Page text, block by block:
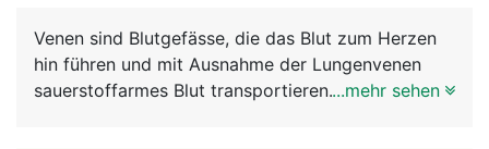
News
Venen sind Blutgefässe, die das Blut zum Herzen
hin führen und mit Ausnahme der Lungenvenen
sauerstoffarmes Blut transportieren. Der Blutdruck
...mehr sehen